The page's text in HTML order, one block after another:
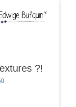
Bufquin
?!